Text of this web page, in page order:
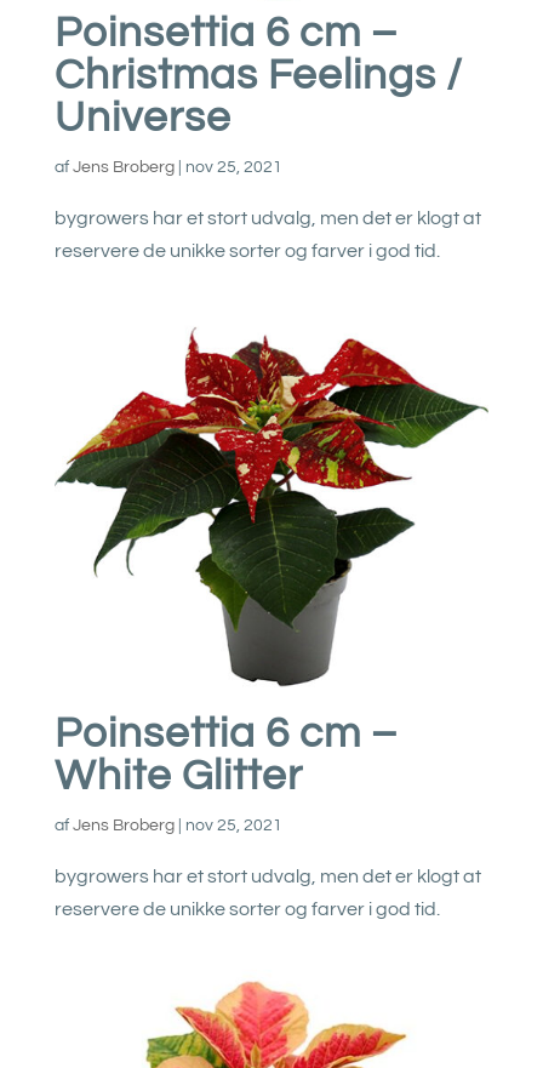
Poinsettia 6 cm –
Christmas Feelings /
Universe
af Jens Broberg| nov 25, 2021
bygrowers har et stort udvalg, men det er klogt at
reservere de unikke sorter og farver i god tid.
Poinsettia 6 cm –
White Glitter
af Jens Broberg| nov 25, 2021
bygrowers har et stort udvalg, men det er klogt at
reservere de unikke sorter og farver i god tid.